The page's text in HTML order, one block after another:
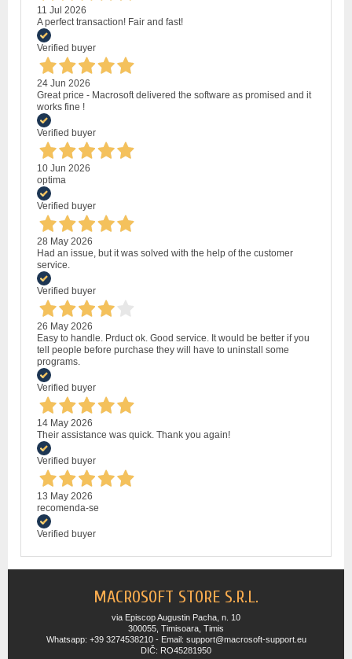
11 Jul 2026
A perfect transaction! Fair and fast!
Verified buyer
24 Jun 2026
Great price - Macrosoft delivered the software as promised and it
works fine !
Verified buyer
10 Jun 2026
optima
Verified buyer
28 May 2026
Had an issue, but it was solved with the help of the customer
service.
Verified buyer
26 May 2026
Easy to handle. Prduct ok. Good service. It would be better if you
tell people before purchase they will have to uninstall some
programs.
Verified buyer
14 May 2026
Their assistance was quick. Thank you again!
Verified buyer
13 May 2026
recomenda-se
Verified buyer
MACROSOFT STORE S.R.L.
via Episcop Augustin Pacha, n. 10
300055, Timisoara, Timis
Whatsapp: +39 3274538210 - Email: support@macrosoft-support.eu
DIČ: RO45281950